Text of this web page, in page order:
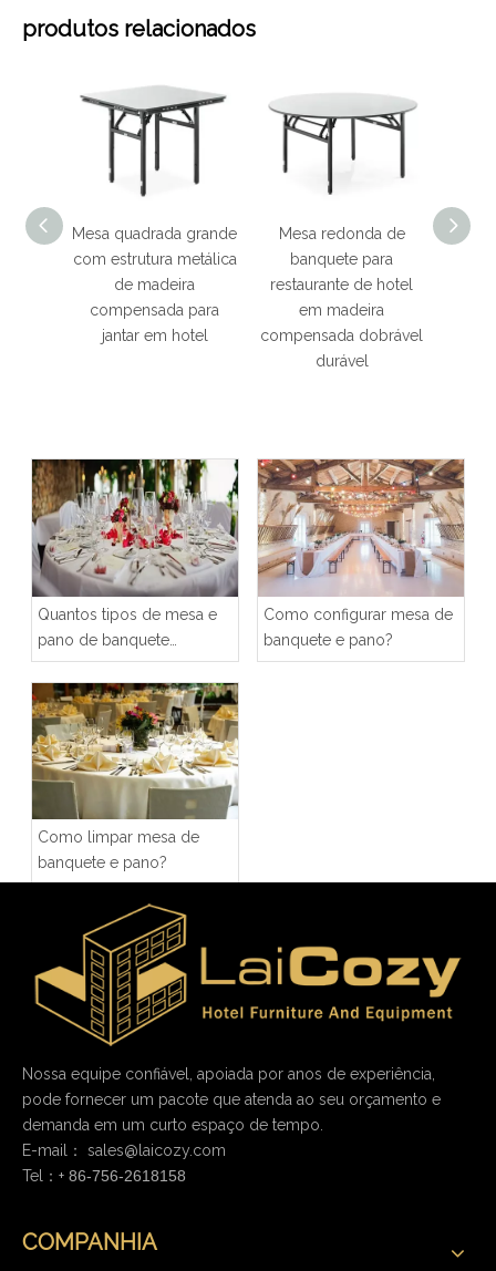
produtos relacionados
Mesa quadrada grande
com estrutura metálica
de madeira
compensada para
jantar em hotel
Mesa redonda de
banquete para
restaurante de hotel
em madeira
compensada dobrável
durável
Quantos tipos de mesa e
pano de banquete
podemos escolher?
Como configurar mesa de
banquete e pano?
Como limpar mesa de
banquete e pano?
Nossa equipe confiável, apoiada por anos de experiência,
pode fornecer um pacote que atenda ao seu orçamento e
demanda em um curto espaço de tempo.
E-mail： sales@laicozy.com
Tel：+ 86-756-2618158
COMPANHIA